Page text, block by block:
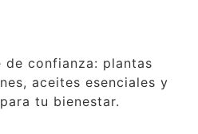
de confianza: plantas
aceites esenciales y
tu bienestar.